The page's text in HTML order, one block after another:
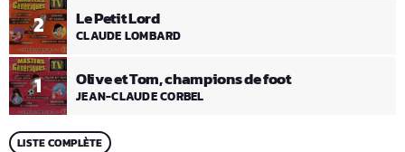
1 Olive et Tom, champions de foot
JEAN-CLAUDE CORBEL
2 Le Petit Lord
CLAUDE LOMBARD
LISTE COMPLÈTE